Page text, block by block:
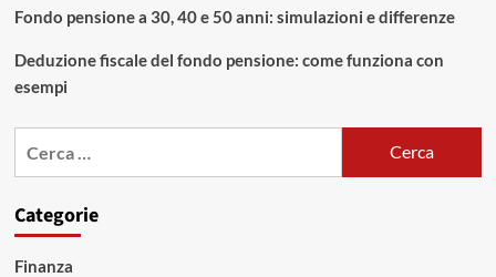
Fondo pensione a 30, 40 e 50 anni: simulazioni e differenze
Deduzione fiscale del fondo pensione: come funziona con
esempi
Categorie
Finanza